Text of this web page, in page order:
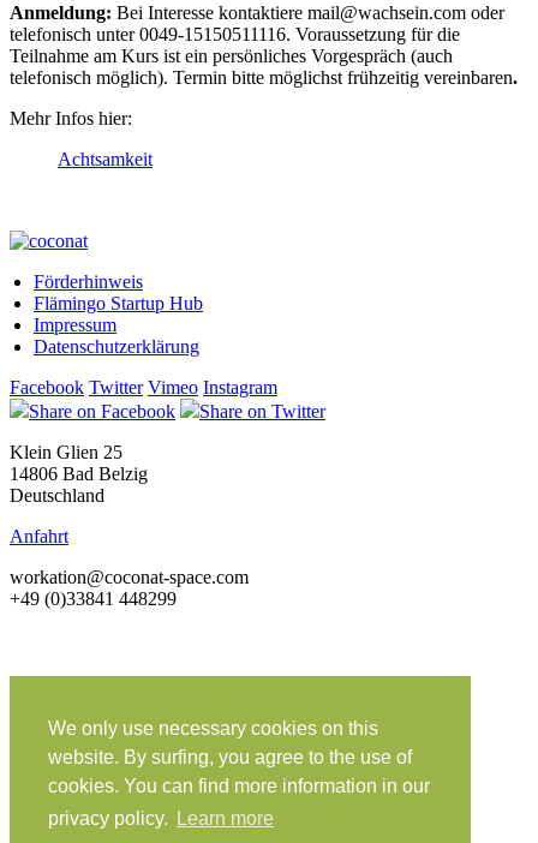
We only use necessary cookies on this
website. By surfing, you agree to the use of
cookies. You can find more information in our
privacy policy.
Learn more
Anmeldung: Bei Interesse kontaktiere mail@wachsein.com oder
telefonisch unter 0049-15150511116. Voraussetzung für die
Teilnahme am Kurs ist ein persönliches Vorgespräch (auch
telefonisch möglich). Termin bitte möglichst frühzeitig vereinbaren.
Mehr Infos hier:
Achtsamkeit
Förderhinweis
Flämingo Startup Hub
Impressum
Datenschutzerklärung
Facebook Twitter Vimeo Instagram
Share on Facebook
Share on Twitter
Klein Glien 25
14806 Bad Belzig
Deutschland
Anfahrt
workation@coconat-space.com
+49 (0)33841 448299